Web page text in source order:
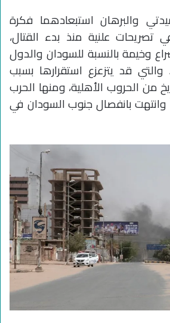
والبرهان استبعادهما فكرة
تصريحات علنية منذ بدء القتال،
وخيمة بالنسبة للسودان والدول
والتي قد يتزعزع استقرارها بسبب
من الحروب الأهلية، ومنها الحرب
بانفصال جنوب السودان في